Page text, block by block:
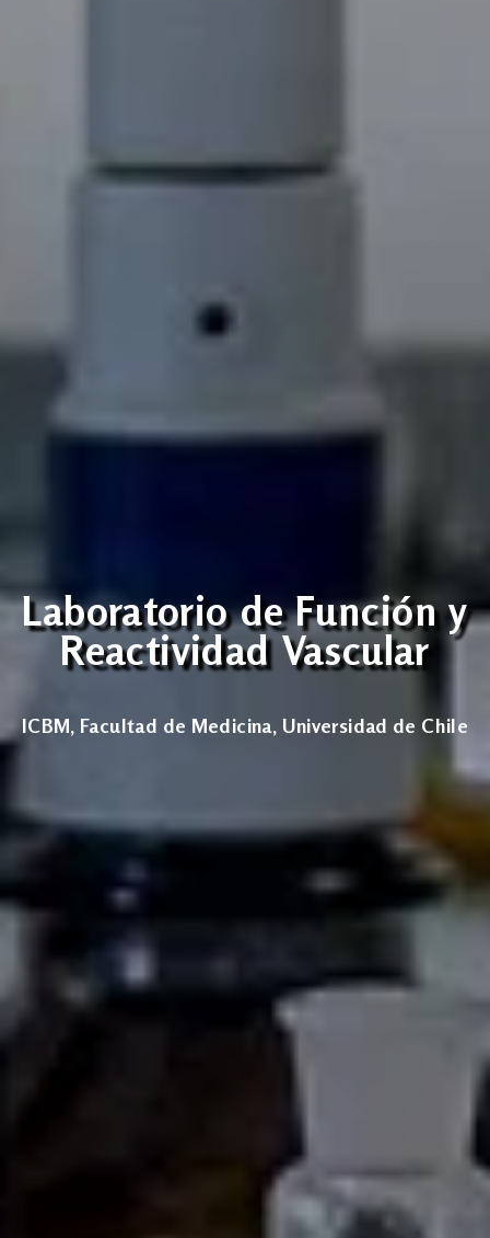
Laboratorio de Función y
Reactividad Vascular
ICBM, Facultad de Medicina, Universidad de Chile